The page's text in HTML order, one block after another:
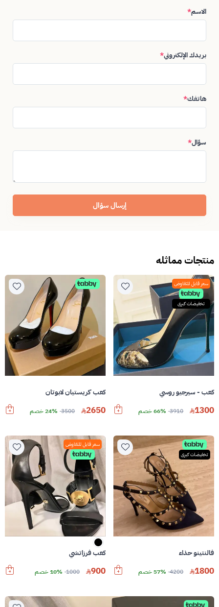
الاسم*
بريدك الإلكتروني*
هاتفك*
سؤال*
إرسال سؤال
منتجات مماثله
سعر قابل للتفاوض
تخفيضات كبرى
كعب - سيرجيو روسي
1300
3910 66% خصم
كعب كريستيان لابوتان
2650
3500 24% خصم
تخفيضات كبرى
فالنتينو حذاء
1800
4200 57% خصم
سعر قابل للتفاوض
كعب فرزاتشي
900
1000 10% خصم